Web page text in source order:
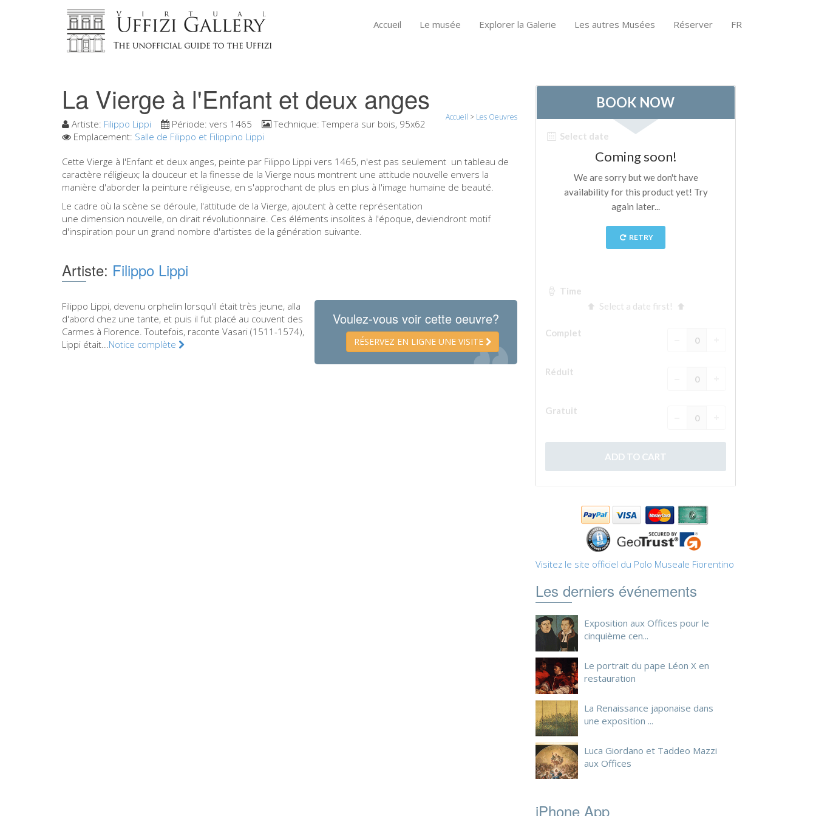
Accueil Le musée Explorer la Galerie Les autres Musées Réserver FR
La Vierge à l'Enfant et deux anges
Accueil > Les Oeuvres
Artiste: Filippo Lippi Période: vers 1465 Technique:Tempera sur bois, 95x62
Emplacement: Salle de Filippo et Filippino Lippi
Cette Vierge à l'Enfant et deux anges, peinte par Filippo Lippi vers 1465, n'est pas seulement un tableau de
caractère réligieux; la douceur et la finesse de la Vierge nous montrent une attitude nouvelle envers la
manière d'aborder la peinture réligieuse, en s'approchant de plus en plus à l'image humaine de beauté.
Le cadre où la scène se déroule, l'attitude de la Vierge, ajoutent à cette représentation
une dimension nouvelle, on dirait révolutionnaire. Ces éléments insolites à l'époque, deviendront motif
d'inspiration pour un grand nombre d'artistes de la génération suivante.
Artiste: Filippo Lippi
Voulez-vous voir cette oeuvre?
RÉSERVEZ EN LIGNE UNE VISITE
Filippo Lippi, devenu orphelin lorsqu'il était très jeune, alla
d'abord chez une tante, et puis il fut placé au couvent des
Carmes à Florence. Toutefois, raconte Vasari (1511-1574),
Lippi était...Notice complète
Visitez le site officiel du Polo Museale Fiorentino
Les derniers événements
Exposition aux Offices pour le
cinquième cen...
Le portrait du pape Léon X en
restauration
La Renaissance japonaise dans
une exposition ...
Luca Giordano et Taddeo Mazzi
aux Offices
iPhone App